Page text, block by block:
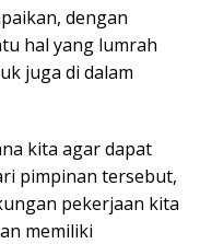
dengan
hal yang lumrah
juga di dalam
kita agar dapat
pimpinan tersebut,
pekerjaan kita
memiliki